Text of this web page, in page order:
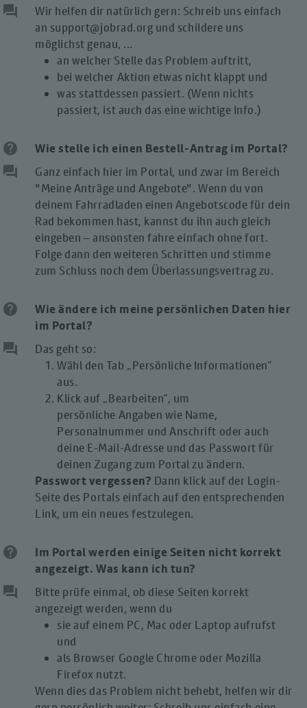
question_answer
Wir helfen dir natürlich gern: Schreib uns einfach
an support@jobrad.org und schildere uns
möglichst genau, ...
an welcher Stelle das Problem auftritt,
bei welcher Aktion etwas nicht klappt und
was stattdessen passiert. (Wenn nichts
passiert, ist auch das eine wichtige Info.)
help Wie stelle ich einen Bestell-Antrag im Portal?
question_answer
Ganz einfach hier im Portal, und zwar im Bereich
"Meine Anträge und Angebote". Wenn du von
deinem Fahrradladen einen Angebotscode für dein
Rad bekommen hast, kannst du ihn auch gleich
eingeben – ansonsten fahre einfach ohne fort.
Folge dann den weiteren Schritten und stimme
zum Schluss noch dem Überlassungsvertrag zu.
help
Wie ändere ich meine persönlichen Daten hier
im Portal?
question_answer
Das geht so:
Wähl den Tab „Persönliche Informationen“
aus.
Klick auf „Bearbeiten“, um
persönliche Angaben wie Name,
Personalnummer und Anschrift oder auch
deine E-Mail-Adresse und das Passwort für
deinen Zugang zum Portal zu ändern.
Passwort vergessen? Dann klick auf der Login-
Seite des Portals einfach auf den entsprechenden
Link, um ein neues festzulegen.
help
Im Portal werden einige Seiten nicht korrekt
angezeigt. Was kann ich tun?
question_answer
Bitte prüfe einmal, ob diese Seiten korrekt
angezeigt werden, wenn du
sie auf einem PC, Mac oder Laptop aufrufst
und
als Browser Google Chrome oder Mozilla
Firefox nutzt.
Wenn dies das Problem nicht behebt, helfen wir dir